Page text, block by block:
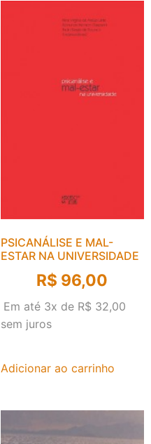
PSICANÁLISE E MAL-
ESTAR NA UNIVERSIDADE
R$ 96,00
Em até 3x de R$ 32,00
sem juros
Adicionar ao carrinho